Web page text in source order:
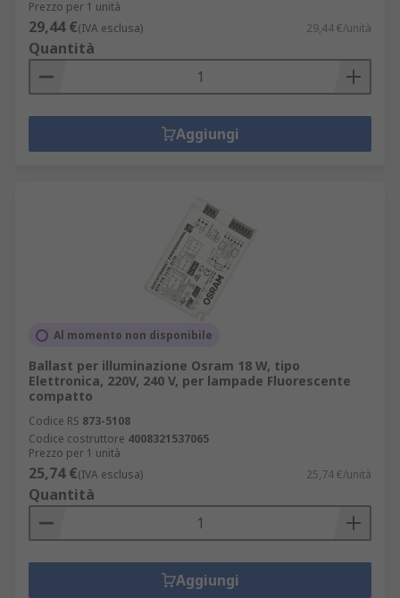
Prezzo per 1 unità
29,44 €(IVA esclusa) 29,44 €/unità
Quantità
Aggiungi
Al momento non disponibile
Ballast per illuminazione Osram 18 W, tipo
Elettronica, 220V, 240 V, per lampade Fluorescente
compatto
Codice RS 873-5108
Codice costruttore 4008321537065
Prezzo per 1 unità
25,74 €(IVA esclusa) 25,74 €/unità
Quantità
Aggiungi